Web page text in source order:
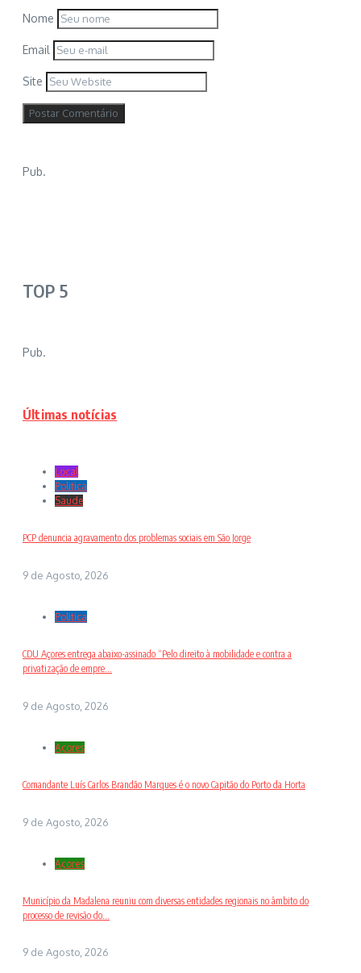
Nome
Email
Site
Pub.
TOP 5
Pub.
Últimas notícias
Local
Politica
Saude
PCP denuncia agravamento dos problemas sociais em São Jorge
9 de Agosto, 2026
Politica
CDU Açores entrega abaixo-assinado “Pelo direito à mobilidade e contra a
privatização de empre...
9 de Agosto, 2026
Açores
Comandante Luís Carlos Brandão Marques é o novo Capitão do Porto da Horta
9 de Agosto, 2026
Açores
Município da Madalena reuniu com diversas entidades regionais no âmbito do
processo de revisão do...
9 de Agosto, 2026